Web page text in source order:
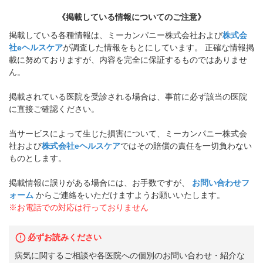
《掲載している情報についてのご注意》
掲載している各種情報は、ミーカンパニー株式会社および株式会
社eヘルスケアが調査した情報をもとにしています。 正確な情報掲
載に努めておりますが、内容を完全に保証するものではありませ
ん。
掲載されている医院を受診される場合は、事前に必ず該当の医院
に直接ご確認ください。
当サービスによって生じた損害について、ミーカンパニー株式会
社および株式会社eヘルスケアではその賠償の責任を一切負わない
ものとします。
掲載情報に誤りがある場合には、お手数ですが、
お問い合わせフ
ォーム からご連絡をいただけますようお願いいたします。
※お電話での対応は行っておりません
必ずお読みください
病気に関するご相談や各医院への個別のお問い合わせ・紹介な